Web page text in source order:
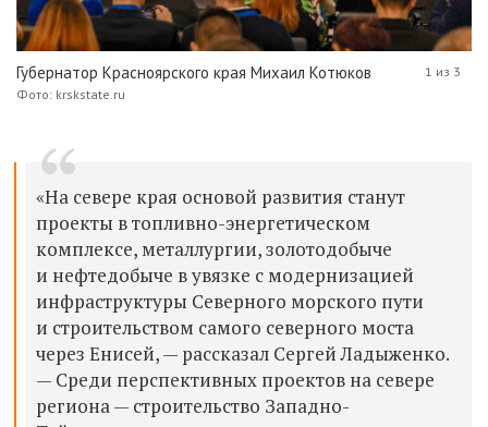
Губернатор Красноярского края Михаил Котюков
Фото: krskstate.ru
1 из 3
«На севере края основой развития станут
проекты в топливно-энергетическом
комплексе, металлургии, золотодобыче
и нефтедобыче в увязке с модернизацией
инфраструктуры Северного морского пути
и строительством самого северного моста
через Енисей, — рассказал Сергей Ладыженко.
— Среди перспективных проектов на севере
региона — строительство Западно-